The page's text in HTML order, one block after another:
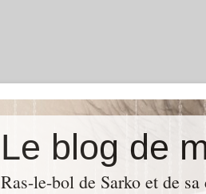
Le blog de
Ras-le-bol de Sarko et de